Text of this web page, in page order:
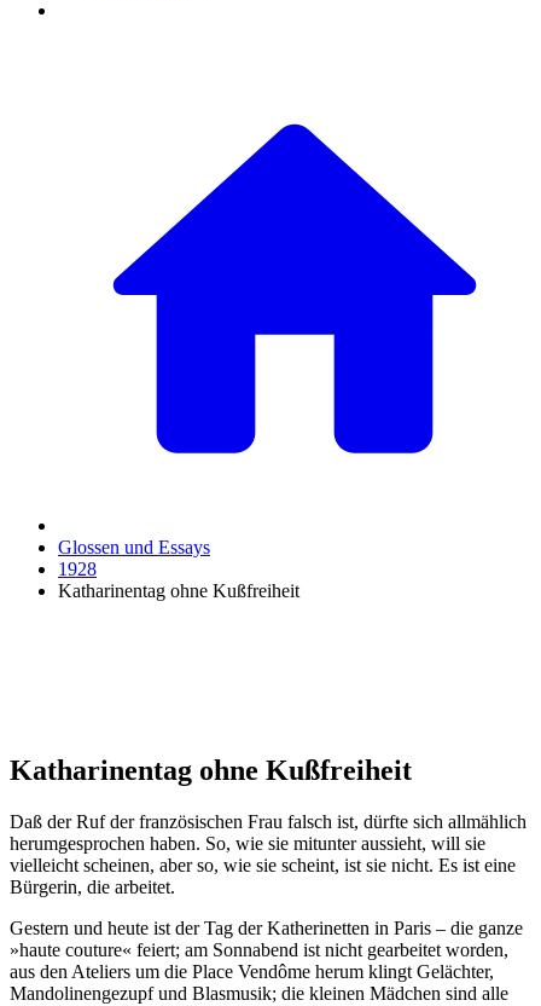
Glossen und Essays
1928
Katharinentag ohne Kußfreiheit
Katharinentag ohne Kußfreiheit
Daß der Ruf der französischen Frau falsch ist, dürfte sich allmählich
herumgesprochen haben. So, wie sie mitunter aussieht, will sie
vielleicht scheinen, aber so, wie sie scheint, ist sie nicht. Es ist eine
Bürgerin, die arbeitet.
Gestern und heute ist der Tag der Katherinetten in Paris – die ganze
»haute couture« feiert; am Sonnabend ist nicht gearbeitet worden,
aus den Ateliers um die Place Vendôme herum klingt Gelächter,
Mandolinengezupf und Blasmusik; die kleinen Mädchen sind alle